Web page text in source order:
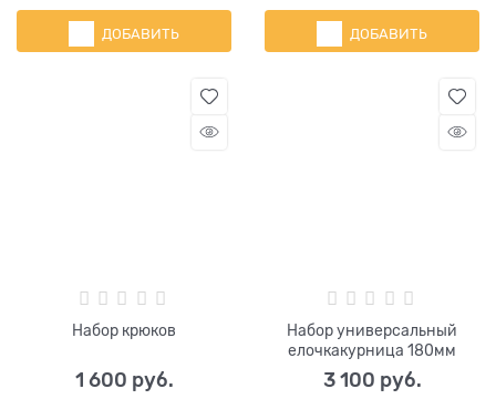
ДОБАВИТЬ ДОБАВИТЬ
Набор крюков
1 600 руб.
Набор универсальный
елочкакурница 180мм
3 100 руб.